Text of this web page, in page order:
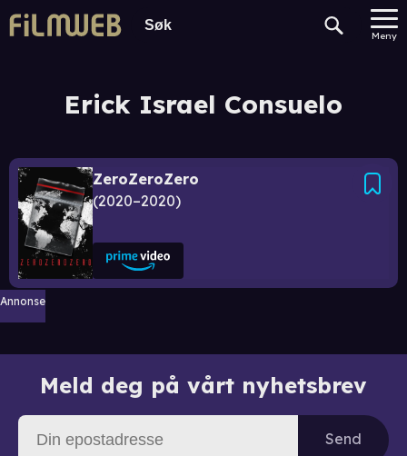
Meny
Erick Israel Consuelo
ZeroZeroZero
2020–2020
Annonse
Meld deg på vårt nyhetsbrev
Send